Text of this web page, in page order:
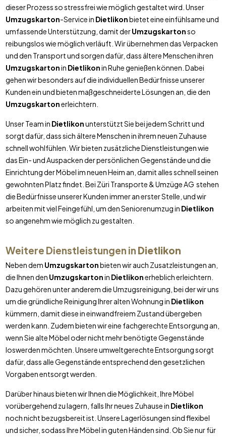
dieser Prozess so stressfrei wie möglich gestaltet wird. Unser
Umzugskarton-Service in Dietlikonbietet eine einfühlsame und
umfassende Unterstützung, damit derUmzugskartonso
reibungslos wie möglich verläuft. Wir übernehmen das Verpacken
und den Transport und sorgen dafür, dass ältere Menschen ihren
Umzugskartonin Dietlikonin Ruhe genießen können. Dabei
gehen wir besonders auf die individuellen Bedürfnisse unserer
Kunden ein und bieten maßgeschneiderte Lösungen an, die den
Umzugskartonerleichtern.
Unser Team in Dietlikonunterstützt Sie bei jedem Schritt und
sorgt dafür, dass sich ältere Menschen in ihrem neuen Zuhause
schnell wohlfühlen. Wir bieten zusätzliche Dienstleistungen wie
das Ein- und Auspacken der persönlichen Gegenstände und die
Einrichtung der Möbel im neuen Heim an, damit alles schnell seinen
gewohnten Platz findet. Bei Züri Transporte & Umzüge AG stehen
die Bedürfnisse unserer Kunden immer an erster Stelle, und wir
arbeiten mit viel Feingefühl, um den Seniorenumzug in Dietlikon
so angenehm wie möglich zu gestalten.
Weitere Dienstleistungen in Dietlikon
Neben dem Umzugskartonbieten wir auch Zusatzleistungen an,
die Ihnen den Umzugskartonin Dietlikonerheblich erleichtern.
Dazu gehören unter anderem die Umzugsreinigung, bei der wir uns
um die gründliche Reinigung Ihrer alten Wohnung in Dietlikon
kümmern, damit diese in einwandfreiem Zustand übergeben
werden kann. Zudem bieten wir eine fachgerechte Entsorgung an,
wenn Sie alte Möbel oder nicht mehr benötigte Gegenstände
loswerden möchten. Unsere umweltgerechte Entsorgung sorgt
dafür, dass alle Gegenstände entsprechend den gesetzlichen
Vorgaben entsorgt werden.
Darüber hinaus bieten wir Ihnen die Möglichkeit, Ihre Möbel
vorübergehend zu lagern, falls Ihr neues Zuhause in Dietlikon
noch nicht bezugsbereit ist. Unsere Lagerlösungen sind flexibel
und sicher, sodass Ihre Möbel in guten Händen sind. Ob Sie nur für